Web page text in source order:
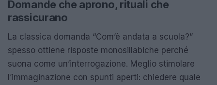
Domande che aprono, rituali che
rassicurano
La classica domanda “Com’è andata a scuola?”
spesso ottiene risposte monosillabiche perché
suona come un’interrogazione. Meglio stimolare
l’immaginazione con spunti aperti: chiedere quale